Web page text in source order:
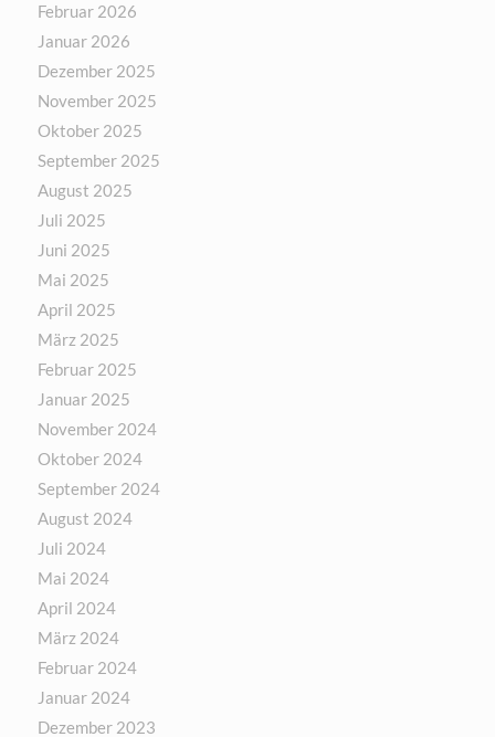
Februar 2026
Januar 2026
Dezember 2025
November 2025
Oktober 2025
September 2025
August 2025
Juli 2025
Juni 2025
Mai 2025
April 2025
März 2025
Februar 2025
Januar 2025
November 2024
Oktober 2024
September 2024
August 2024
Juli 2024
Mai 2024
April 2024
März 2024
Februar 2024
Januar 2024
Dezember 2023